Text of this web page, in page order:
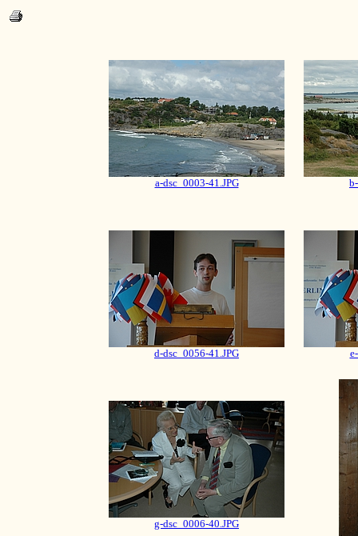
a-dsc_0003-41.JPG
d-dsc_0056-41.JPG
g-dsc_0006-40.JPG